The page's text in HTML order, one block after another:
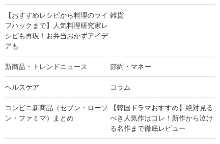
【おすすめレシピから料理のライ
フハックまで】人気料理研究家レ
シピも再現！お弁当おかずアイデ
アも
雑貨
新商品・トレンドニュース 節約・マネー
ヘルスケア コラム
コンビニ新商品（セブン・ローソ
ン・ファミマ）まとめ
【韓国ドラマおすすめ】絶対見る
べき人気作はコレ！新作から泣け
る名作まで徹底レビュー